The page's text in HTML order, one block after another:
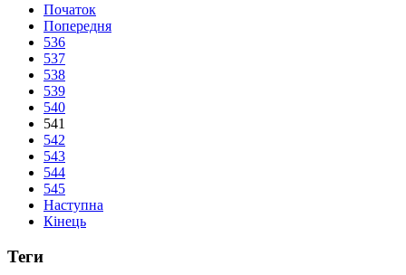
Початок
Попередня
536
537
538
539
540
541
542
543
544
545
Наступна
Кінець
Теги